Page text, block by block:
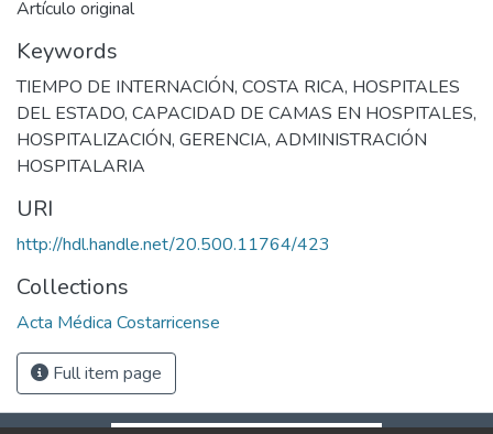
Artículo original
Keywords
TIEMPO DE INTERNACIÓN, COSTA RICA, HOSPITALES
DEL ESTADO, CAPACIDAD DE CAMAS EN HOSPITALES,
HOSPITALIZACIÓN, GERENCIA, ADMINISTRACIÓN
HOSPITALARIA
URI
http://hdl.handle.net/20.500.11764/423
Collections
Acta Médica Costarricense
Full item page